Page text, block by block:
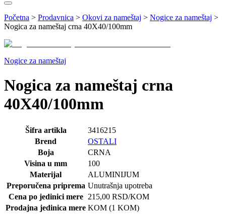
Početna > Prodavnica > Okovi za nameštaj > Nogice za nameštaj >
Nogica za nameštaj crna 40X40/100mm
Nogice za nameštaj
Nogica za nameštaj crna
40X40/100mm
Šifra artikla
3416215
Brend
OSTALI
Boja
CRNA
Visina u mm
100
Materijal
ALUMINIJUM
Preporučena priprema Unutrašnja upotreba
Cena po jedinici mere
215,00 RSD/KOM
Prodajna jedinica mere KOM (1 KOM)